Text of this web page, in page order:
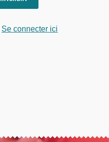
Se connecter ici